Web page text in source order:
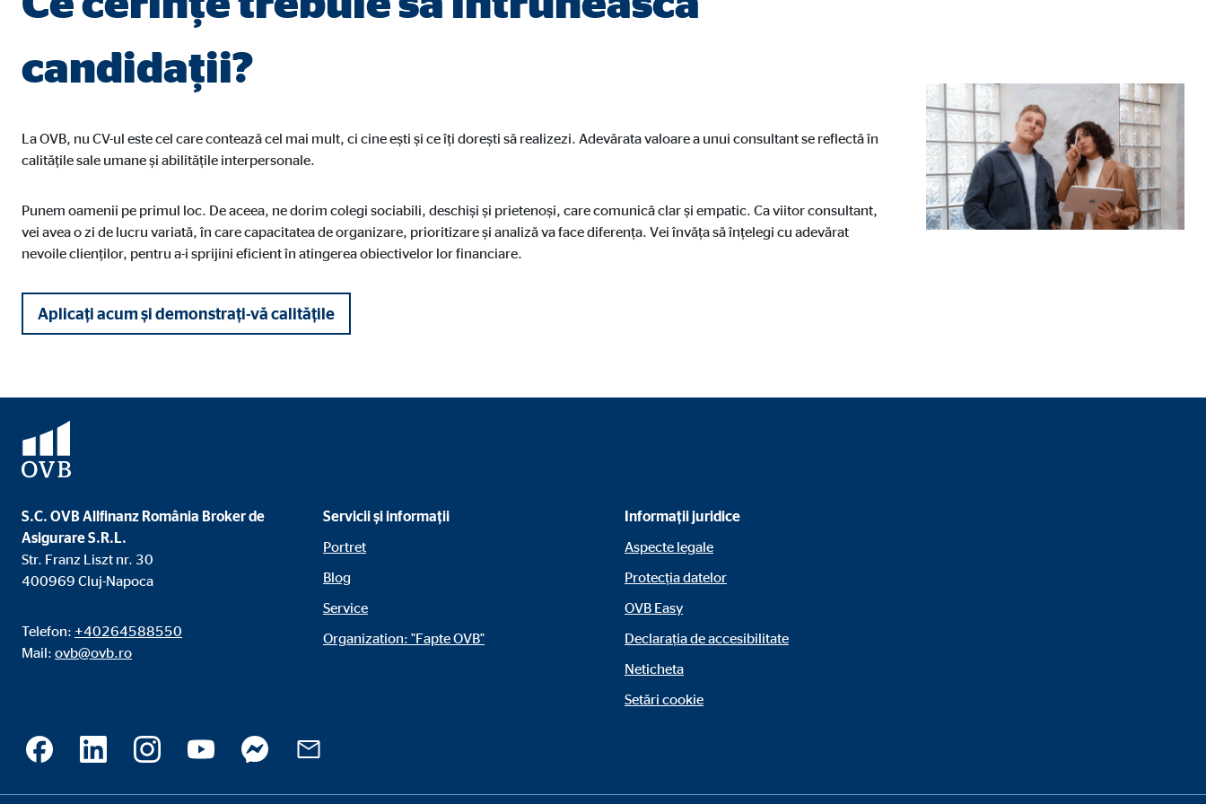
candidații?
La OVB, nu CV-ul este cel care contează cel mai mult, ci cine ești și ce îți dorești să realizezi. Adevărata valoare a unui consultant se reflectă în
calitățile sale umane și abilitățile interpersonale.
Punem oamenii pe primul loc. De aceea, ne dorim colegi sociabili, deschiși și prietenoși, care comunică clar și empatic. Ca viitor consultant,
vei avea o zi de lucru variată, în care capacitatea de organizare, prioritizare și analiză va face diferența. Vei învăța să înțelegi cu adevărat
nevoile clienților, pentru a-i sprijini eficient în atingerea obiectivelor lor financiare.
Aplicați acum și demonstrați-vă calitățile
S.C. OVB Allfinanz România Broker de
Asigurare S.R.L.
Str. Franz Liszt nr. 30
400969 Cluj-Napoca
Telefon: +40264588550
Mail: ovb@ovb.ro
Servicii și informații
Portret
Blog
Service
Organization: "Fapte OVB"
Informații juridice
Aspecte legale
Protecția datelor
OVB Easy
Declarația de accesibilitate
Neticheta
Setări cookie